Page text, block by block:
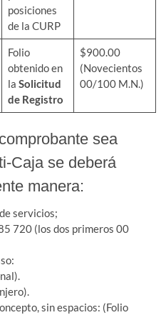
posiciones
de la CURP
Folio
obtenido en
la Solicitud
de Registro
$900.00
(Novecientos
00/100 M.N.)
sea
Caja se deberá
manera:
servicios;
720 (los dos primeros 00
sin espacios: (Folio